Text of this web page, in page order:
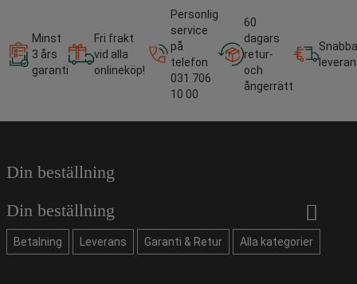
Minst
3 års
garanti
Fri frakt
vid alla
onlineköp!
Personlig
service
på
telefon
031 706
10 00
60
dagars
retur-
och
ångerrätt
Snabba
Din beställning
Din beställning
Betalning Leverans Garanti & Retur Alla kategorier